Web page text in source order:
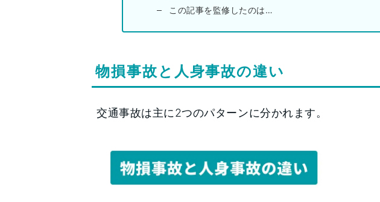
この記事を監修したのは…
物損事故と人身事故の違い
交通事故は主に2つのパターンに分かれます。